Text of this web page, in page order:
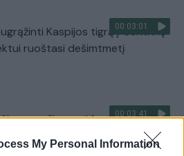
My Personal Information
00:03:01
Kaspijos tigrą į Centrinę
ruoštasi dešimtmetį
00:03:41
nepražiopsoti festivalio